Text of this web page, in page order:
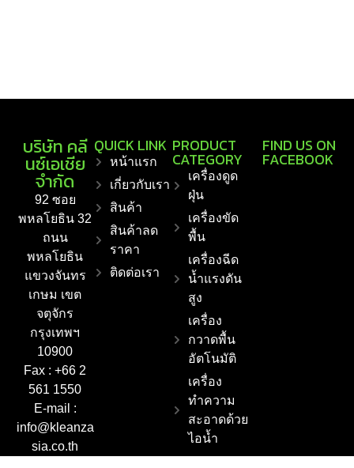
บริษัท คลี
นซ์เอเชีย
จำกัด
92 ซอย
พหลโยธิน 32
ถนน
พหลโยธิน
แขวงจันทร
เกษม เขต
จตุจักร
กรุงเทพฯ
10900
Fax : +66 2
561 1550
E-mail :
info@kleanza
sia.co.th
QUICK LINK
หน้าแรก
เกี่ยวกับเรา
สินค้า
สินค้าลด
ราคา
ติดต่อเรา
PRODUCT
CATEGORY
เครื่องดูด
ฝุ่น
เครื่องขัด
พื้น
เครื่องฉีด
น้ำแรงดัน
สูง
เครื่อง
กวาดพื้น
อัตโนมัติ
เครื่อง
ทำความ
สะอาดด้วย
ไอน้ำ
FIND US ON
FACEBOOK